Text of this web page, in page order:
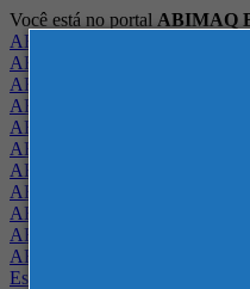
Você está no portal ABIMAQ
ABIMAQ Brasil
ABIMAQ Minas Gerais
ABIMAQ Norte-Nordeste
ABIMAQ Paraná
ABIMAQ Piracicaba
ABIMAQ Ribeirão Preto
ABIMAQ Rio de Janeiro
ABIMAQ Rio Grande do Sul
ABIMAQ Santa Catarina
ABIMAQ São Paulo
ABIMAQ Vale do Paraíba
Escritório de Relações